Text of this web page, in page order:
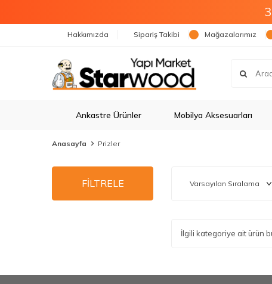
Hakkımızda Sipariş Takibi Mağazalarımız
Ankastre Ürünler Mobilya Aksesuarları
Anasayfa Prizler
FİLTRELE
İlgili kategoriye ait ürün